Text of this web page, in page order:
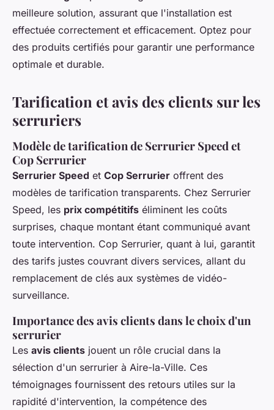
meilleure solution, assurant que l'installation est
effectuée correctement et efficacement. Optez pour
des produits certifiés pour garantir une performance
optimale et durable.
Tarification et avis des clients sur les
serruriers
Modèle de tarification de Serrurier Speed et
Cop Serrurier
Serrurier Speed et Cop Serrurier offrent des
modèles de tarification transparents. Chez Serrurier
Speed, les prix compétitifs éliminent les coûts
surprises, chaque montant étant communiqué avant
toute intervention. Cop Serrurier, quant à lui, garantit
des tarifs justes couvrant divers services, allant du
remplacement de clés aux systèmes de vidéo-
surveillance.
Importance des avis clients dans le choix d'un
serrurier
Les avis clients jouent un rôle crucial dans la
sélection d'un serrurier à Aire-la-Ville. Ces
témoignages fournissent des retours utiles sur la
rapidité d'intervention, la compétence des